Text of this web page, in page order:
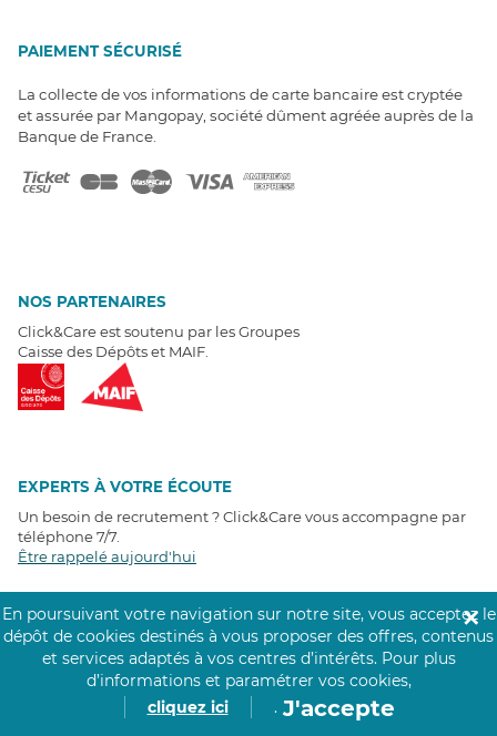
PAIEMENT SÉCURISÉ
La collecte de vos informations de carte bancaire est cryptée
et assurée par Mangopay, société dûment agréée auprès de la
Banque de France.
NOS PARTENAIRES
Click&Care est soutenu par les Groupes
Caisse des Dépôts et MAIF.
EXPERTS À VOTRE ÉCOUTE
Un besoin de recrutement ? Click&Care vous accompagne par
téléphone 7/7
Être rappelé aujourd'hui
T ÉMOIGNAGES CLIENTS
4,6/5
Avis clients récoltés sur
Google
En poursuivant votre navigation sur notre site, vous acceptez le
dépôt de cookies destinés à vous proposer des offres, contenus
et services adaptés à vos centres d’intérêts. Pour plus
d’informations et paramétrer vos cookies,
cliquez ici
. J'accepte
✕